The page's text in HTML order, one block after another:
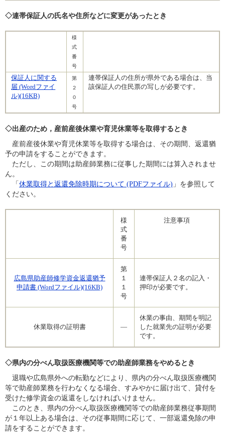
◇連帯保証人の氏名や住所などに変更があったとき
様
式
番
号
保証人に関する
届 (Wordファイ
ル)(16KB)
第
２
０
号
連帯保証人の住所が県外である場合は、当
該保証人の住民票の写しが必要です。
◇出産のため，産前産後休業や育児休業等を取得するとき
産前産後休業や育児休業等を取得する場合は、その期間、返還猶
予の申請をすることができます。
ただし、この期間は助産師業務に従事した期間には算入されませ
ん。
「休業取得と返還免除時期について (PDFファイル) 」を参照して
ください。
様
式
番
号
注意事項
広島県助産師修学資金返還猶予
申請書 (Wordファイル)(16KB)
第
１
１
号
連帯保証人２名の記入・
押印が必要です。
休業取得の証明書 ―
休業の事由、期間を明記
した就業先の証明が必要
です。
◇県内の分べん取扱医療機関等での助産師業務をやめるとき
退職や広島県外への転勤などにより、県内の分べん取扱医療機関
等で助産師業務を行わなくなる場合、すみやかに届け出て、貸付を
受けた修学資金の返還をしなければいけません。
このとき、県内の分べん取扱医療機関等での助産師業務従事期間
が１年以上ある場合は、その従事期間に応じて、一部返還免除の申
請をすることができます。